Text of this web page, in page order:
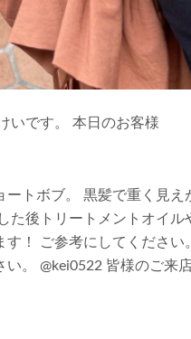
いです。 本日のお客様
ートボブ。 黒髪で重く見
た後トリートメントオイ
！ ご参考にしてください
。 @kei0522 皆様のご来